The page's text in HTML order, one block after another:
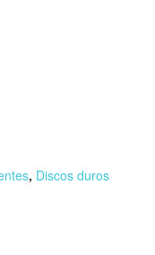
, Discos duros